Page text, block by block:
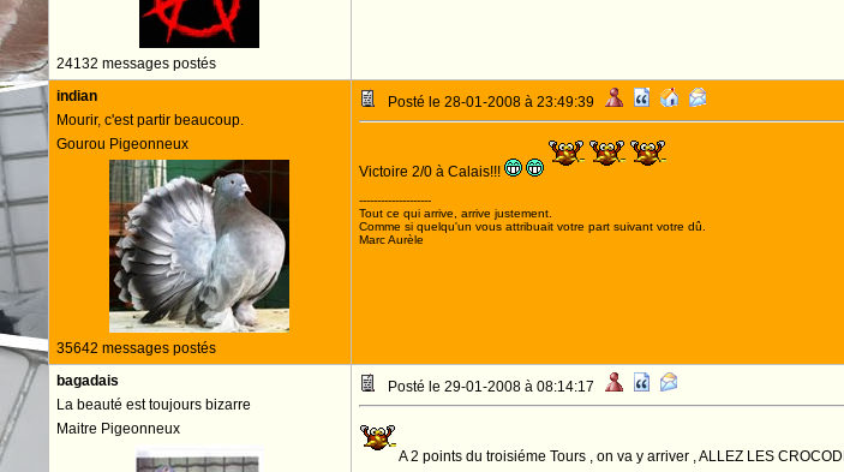
24132 messages postés
indian
Mourir, c'est partir beaucoup.
Gourou Pigeonneux
35642 messages postés
Posté le 28-01-2008 à 23:49:39
Victoire 2/0 à Calais!!!
--------------------
Tout ce qui arrive, arrive justement.
Comme si quelqu'un vous attribuait votre part suivant votre dû.
Marc Aurèle
bagadais
La beauté est toujours bizarre
Maitre Pigeonneux
Posté le 29-01-2008 à 08:14:17
A 2 points du troisiéme Tours , on va y arriver , ALLEZ LES